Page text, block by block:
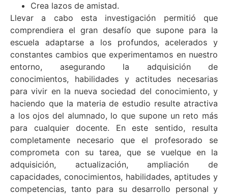
Crea lazos de amistad.
Llevar a cabo esta investigación permitió que
comprendiera el gran desafío que supone para la
escuela adaptarse a los profundos, acelerados y
constantes cambios que experimentamos en nuestro
entorno, asegurando la adquisición de
conocimientos, habilidades y actitudes necesarias
para vivir en la nueva sociedad del conocimiento, y
haciendo que la materia de estudio resulte atractiva
a los ojos del alumnado, lo que supone un reto más
para cualquier docente. En este sentido, resulta
completamente necesario que el profesorado se
comprometa con su tarea, que se vuelque en la
adquisición, actualización, ampliación de
capacidades, conocimientos, habilidades, aptitudes y
competencias, tanto para su desarrollo personal y